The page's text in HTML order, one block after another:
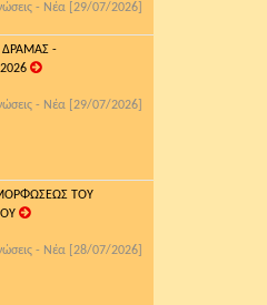
- Νέα [29/07/2026]
ΔΡΑΜΑΣ -
- Νέα [29/07/2026]
ΤΟΥ
- Νέα [28/07/2026]